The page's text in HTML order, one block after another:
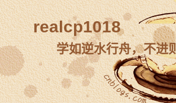
realcp1018
学如逆水行舟，不进